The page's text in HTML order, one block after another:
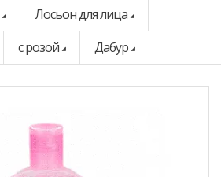
Лосьон для лица
с розой Дабур